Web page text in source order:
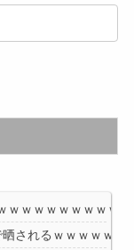
ｗｗｗｗｗｗｗｗｗ
されるｗｗｗｗｗ